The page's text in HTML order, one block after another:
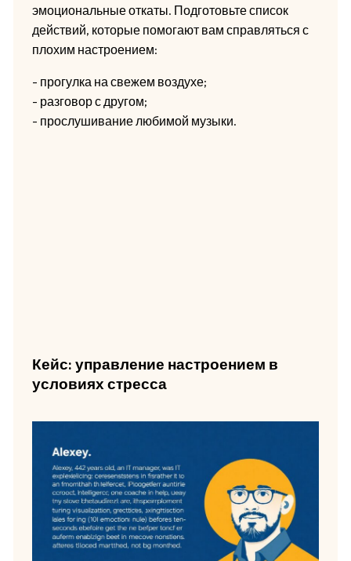
эмоциональные откаты. Подготовьте список
действий, которые помогают вам справляться с
плохим настроением:
- прогулка на свежем воздухе;
- разговор с другом;
- прослушивание любимой музыки.
Кейс: управление настроением в
условиях стресса